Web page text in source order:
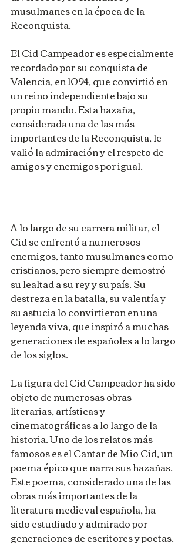
musulmanes en la época de la
Reconquista.
El Cid Campeador es especialmente
recordado por su conquista de
Valencia, en 1094, que convirtió en
un reino independiente bajo su
propio mando. Esta hazaña,
considerada una de las más
importantes de la Reconquista, le
valió la admiración y el respeto de
amigos y enemigos por igual.
A lo largo de su carrera militar, el
Cid se enfrentó a numerosos
enemigos, tanto musulmanes como
cristianos, pero siempre demostró
su lealtad a su rey y su país. Su
destreza en la batalla, su valentía y
su astucia lo convirtieron en una
leyenda viva, que inspiró a muchas
generaciones de españoles a lo largo
de los siglos.
La figura del Cid Campeador ha sido
objeto de numerosas obras
literarias, artísticas y
cinematográficas a lo largo de la
historia. Uno de los relatos más
famosos es el Cantar de Mio Cid, un
poema épico que narra sus hazañas.
Este poema, considerado una de las
obras más importantes de la
literatura medieval española, ha
sido estudiado y admirado por
generaciones de escritores y poetas.